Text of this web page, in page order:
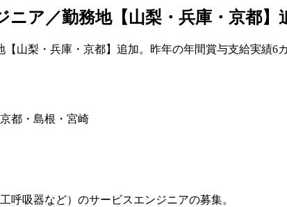
ア／勤務地【山梨・兵庫・京都】
都・島根・宮崎
呼吸器など）のサービスエンジニアの募集。